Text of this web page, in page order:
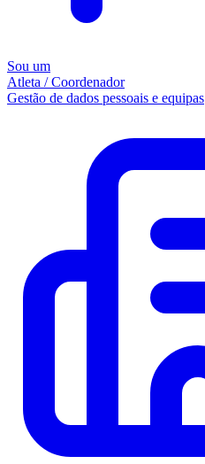
Sou um
Atleta / Coordenador
Gestão de dados pessoais e equipas